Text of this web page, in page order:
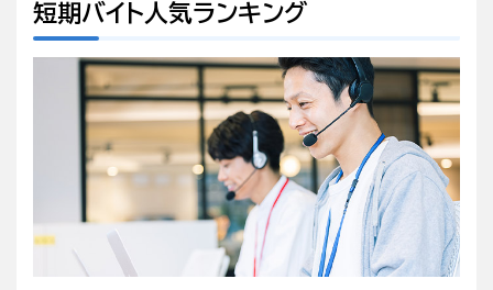
短期バイト人気ランキング